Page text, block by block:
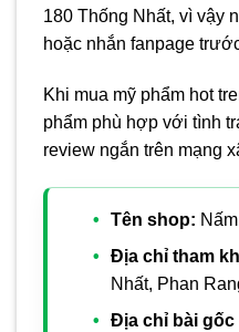
180 Thống Nhất, vì vậy
hoặc nhắn fanpage
Khi mua mỹ phẩm hot
phẩm phù hợp với tình
review ngắn trên mạng
Tên shop:
Địa chỉ tham
Nhất, Phan
Địa chỉ bài gốc